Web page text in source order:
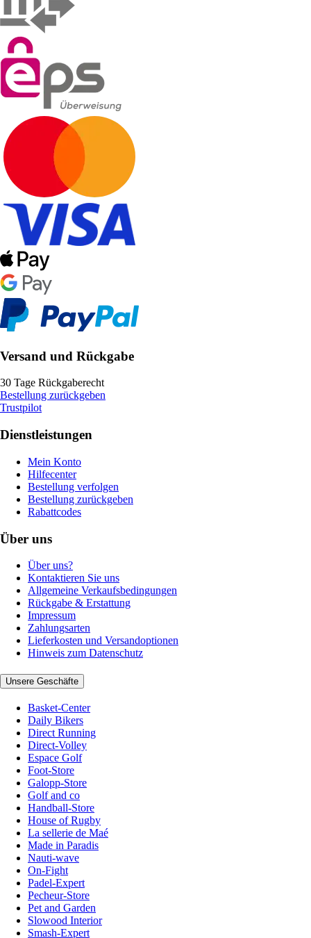
Versand und Rückgabe
30 Tage Rückgaberecht
Bestellung zurückgeben
Trustpilot
Dienstleistungen
Mein Konto
Hilfecenter
Bestellung verfolgen
Bestellung zurückgeben
Rabattcodes
Über uns
Über uns?
Kontaktieren Sie uns
Allgemeine Verkaufsbedingungen
Rückgabe & Erstattung
Impressum
Zahlungsarten
Lieferkosten und Versandoptionen
Hinweis zum Datenschutz
Unsere Geschäfte
Basket-Center
Daily Bikers
Direct Running
Direct-Volley
Espace Golf
Foot-Store
Galopp-Store
Golf and co
Handball-Store
House of Rugby
La sellerie de Maé
Made in Paradis
Nauti-wave
On-Fight
Padel-Expert
Pecheur-Store
Pet and Garden
Slowood Interior
Smash-Expert